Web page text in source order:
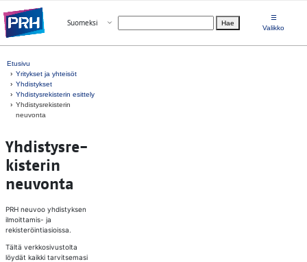
Valitse kieli
Suomeksi Avaa valikko Hae
☰
Valikko
Etusivu
Yritykset ja yhteisöt
Yhdistykset
Yhdistysrekisterin esittely
Yhdistysrekisterin
neuvonta
Yh­dis­tys­re­
kis­te­rin
neu­von­ta
PRH neuvoo yhdistyksen
ilmoittamis- ja
rekisteröintiasioissa.
Tältä verkkosivustolta
löydät kaikki tarvitsemasi